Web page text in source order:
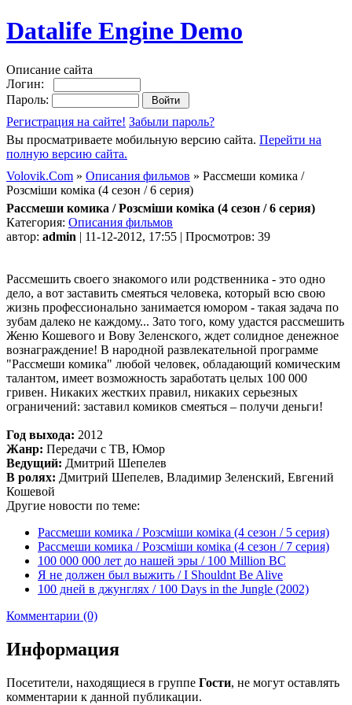
Datalife Engine Demo
Описание сайта
Логин:
Пароль:
Регистрация на сайте! Забыли пароль?
Вы просматриваете мобильную версию сайта. Перейти на
полную версию сайта.
Volovik.Com » Описания фильмов » Рассмеши комика /
Розсміши коміка (4 сезон / 6 серия)
Рассмеши комика / Розсміши коміка (4 сезон / 6 серия)
Категория: Описания фильмов
автор: admin | 11-12-2012, 17:55 | Просмотров: 39
Рассмешить своего знакомого или родственника - это одно
дело, а вот заставить смеяться человека, который всю свою
жизнь профессионально занимается юмором - такая задача по
зубам далеко не каждому... Зато того, кому удастся рассмешить
Женю Кошевого и Вову Зеленского, ждет солидное денежное
вознаграждение! В народной развлекательной программе
"Рассмеши комика" любой человек, обладающий комическим
талантом, имеет возможность заработать целых 100 000
гривен. Никаких жестких правил, никаких серьезных
ограничений: заставил комиков смеяться – получи деньги!
Год выхода: 2012
Жанр: Передачи с ТВ, Юмор
Ведущий: Дмитрий Шепелев
В ролях: Дмитрий Шепелев, Владимир Зеленский, Евгений
Кошевой
Другие новости по теме:
Рассмеши комика / Розсміши коміка (4 сезон / 5 серия)
Рассмеши комика / Розсміши коміка (4 сезон / 7 серия)
100 000 000 лет до нашей эры / 100 Million BC
Я не должен был выжить / I Shouldnt Be Alive
100 дней в джунглях / 100 Days in the Jungle (2002)
Комментарии (0)
Информация
Посетители, находящиеся в группе Гости, не могут оставлять
комментарии к данной публикации.